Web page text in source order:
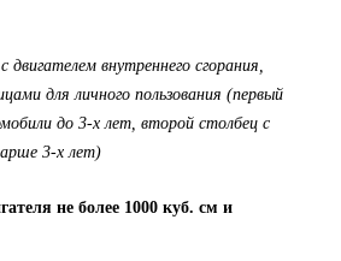
внутреннего сгорания,
для личного пользования (первый
до 3-х лет, второй столбец с
3-х лет)
не более 1000 куб. см и